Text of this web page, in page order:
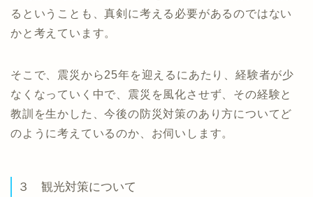
るということも、真剣に考える必要があるのではない
かと考えています。
そこで、震災から25年を迎えるにあたり、経験者が少
なくなっていく中で、震災を風化させず、その経験と
教訓を生かした、今後の防災対策のあり方についてど
のように考えているのか、お伺いします。
３ 観光対策について